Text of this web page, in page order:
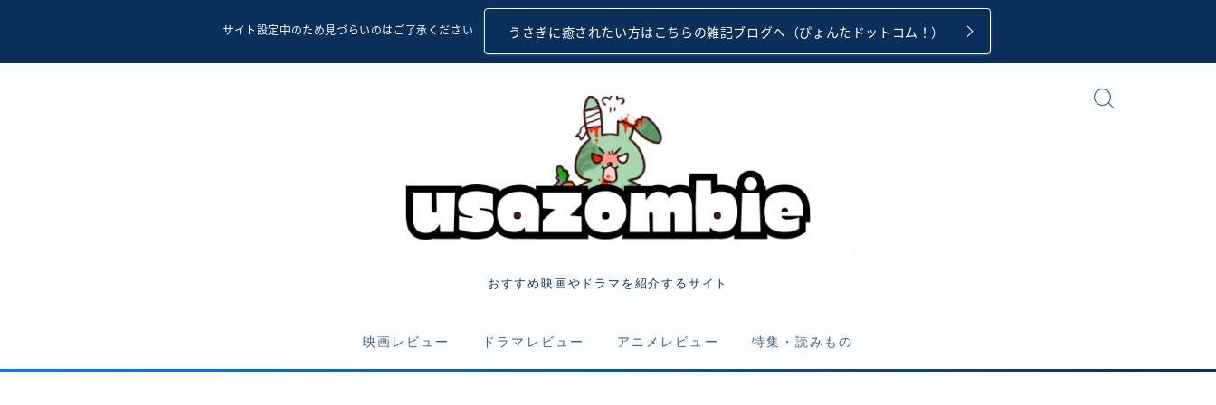
サイト設定中のため見づらいのはご了承ください うさぎに癒されたい方はこちらの雑記ブログへ（ぴょんたドットコム！）
おすすめ映画やドラマを紹介するサイト
映画レビュー ドラマレビュー アニメレビュー 特集・読みもの